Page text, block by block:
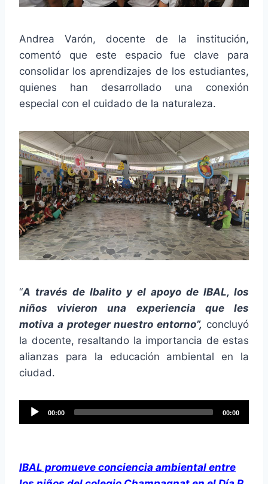
Andrea Varón, docente de la institución,
comentó que este espacio fue clave para
consolidar los aprendizajes de los estudiantes,
quienes han desarrollado una conexión
especial con el cuidado de la naturaleza.
“A través de Ibalito y el apoyo de IBAL, los
niños vivieron una experiencia que les
motiva a proteger nuestro entorno”, concluyó
la docente, resaltando la importancia de estas
alianzas para la educación ambiental en la
ciudad.
e
o
00:00 00:00
IBAL promueve conciencia ambiental entre